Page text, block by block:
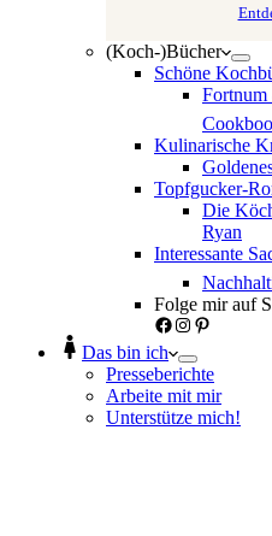
(Koch-)Bücher
Schöne
Kulinarische
Topfgucker-
Die
Ryan
Interessante
Folge mir auf
Facebook
Instagram
Pinterest
Das bin ich
Presseberichte
Arbeite mit mir
Unterstütze mich!